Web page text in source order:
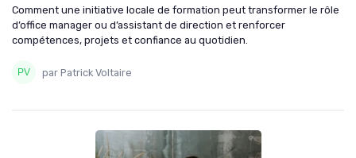
Comment une initiative locale de formation peut transformer le rôle
d’office manager ou d’assistant de direction et renforcer
compétences, projets et confiance au quotidien.
par Patrick Voltaire